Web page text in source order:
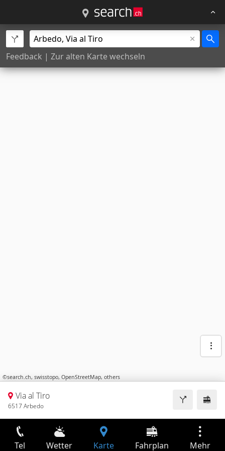
Feedback | Zur alten Karte wechseln
©search.ch, swisstopo, OpenStreetMap, others
Via al Tiro
6517 Arbedo
Tel Wetter Karte Fahrplan Mehr